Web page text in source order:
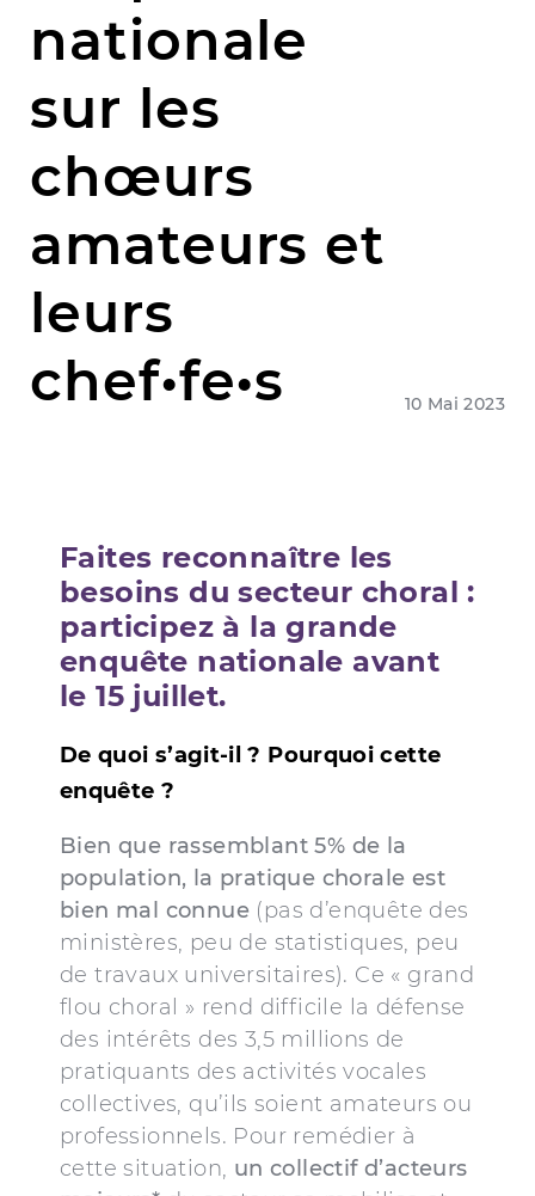
nationale
sur les
chœurs
amateurs et
leurs
chef•fe•s
10 Mai 2023
Faites reconnaître les
besoins du secteur choral :
participez à la grande
enquête nationale avant
le 15 juillet.
De quoi s’agit-il ? Pourquoi cette
enquête ?
Bien que rassemblant 5% de la
population, la pratique chorale est
bien mal connue (pas d’enquête des
ministères, peu de statistiques, peu
de travaux universitaires). Ce « grand
flou choral » rend difficile la défense
des intérêts des 3,5 millions de
pratiquants des activités vocales
collectives, qu’ils soient amateurs ou
professionnels. Pour remédier à
cette situation, un collectif d’acteurs